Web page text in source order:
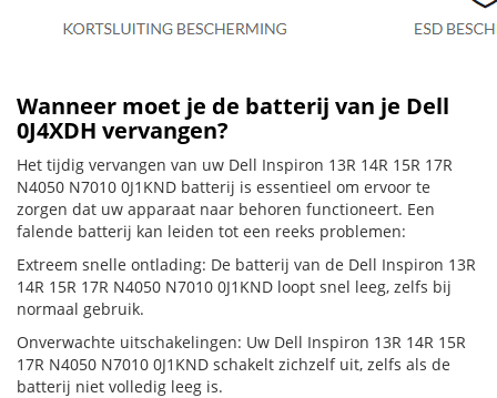
Wanneer moet je de batterij van je Dell
0J4XDH vervangen?
Het tijdig vervangen van uw Dell Inspiron 13R 14R 15R 17R
N4050 N7010 0J1KND batterij is essentieel om ervoor te
zorgen dat uw apparaat naar behoren functioneert. Een
falende batterij kan leiden tot een reeks problemen:
Extreem snelle ontlading: De batterij van de Dell Inspiron 13R
14R 15R 17R N4050 N7010 0J1KND loopt snel leeg, zelfs bij
normaal gebruik.
Onverwachte uitschakelingen: Uw Dell Inspiron 13R 14R 15R
17R N4050 N7010 0J1KND schakelt zichzelf uit, zelfs als de
batterij niet volledig leeg is.